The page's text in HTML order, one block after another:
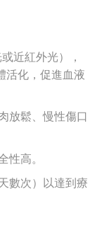
近紅外光），
活化，促進血液
放鬆、慢性傷口
高。
數次）以達到療